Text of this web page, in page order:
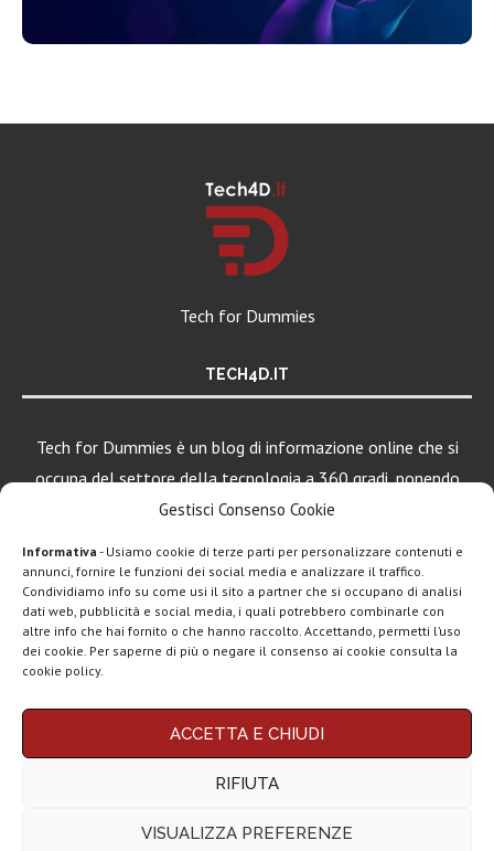
Gestisci Consenso Cookie
Informativa - Usiamo cookie di terze parti per personalizzare contenuti e
annunci, fornire le funzioni dei social media e analizzare il traffico.
Condividiamo info su come usi il sito a partner che si occupano di analisi
dati web, pubblicità e social media, i quali potrebbero combinarle con
altre info che hai fornito o che hanno raccolto. Accettando, permetti l’uso
dei cookie. Per saperne di più o negare il consenso ai cookie consulta la
cookie policy.
ACCETTA E CHIUDI
RIFIUTA
VISUALIZZA PREFERENZE
Tech for Dummies
TECH4D.IT
Tech for Dummies è un blog di informazione online che si
occupa del settore della tecnologia a 360 gradi, ponendo
una particolare attenzione al mondo Android, Apple e
Chi siamo Contatti Disclaimer Privacy policy
Questo blog non rappresenta una testata giornalistica in quanto viene aggiornato
Affiliazione Amazon EU, un programma che eroga ai siti una commissione
LEGGI ANCHE
Apple lancia
Spotify, tutto il